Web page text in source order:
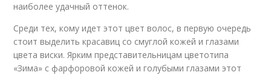
наиболее удачный оттенок.
Среди тех, кому идет этот цвет волос, в первую очередь
стоит выделить красавиц со смуглой кожей и глазами
цвета виски. Ярким представительницам цветотипа
«Зима» с фарфоровой кожей и голубыми глазами этот